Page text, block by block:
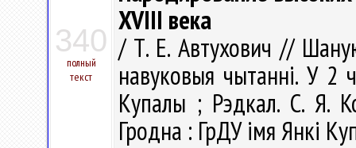
340
полный
текст
XVIII века
/ Т. Е. Автухович //
навуковыя чытаннi. У 2
Купалы ; Рэдкал. С. Я.
Гродна : ГрДУ імя Янкі